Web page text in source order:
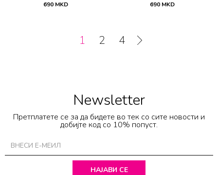
690 MKD 690 MKD
1 2 4
Newsletter
Претплатете се за да бидете во тек со сите новости и
добијте код со 10% попуст.
НАЈАВИ СЕ